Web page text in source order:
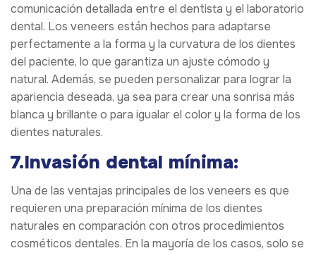
comunicación detallada entre el dentista y el laboratorio
dental. Los veneers están hechos para adaptarse
perfectamente a la forma y la curvatura de los dientes
del paciente, lo que garantiza un ajuste cómodo y
natural. Además, se pueden personalizar para lograr la
apariencia deseada, ya sea para crear una sonrisa más
blanca y brillante o para igualar el color y la forma de los
dientes naturales.
7.Invasión dental mínima:
Una de las ventajas principales de los veneers es que
requieren una preparación mínima de los dientes
naturales en comparación con otros procedimientos
cosméticos dentales. En la mayoría de los casos, solo se